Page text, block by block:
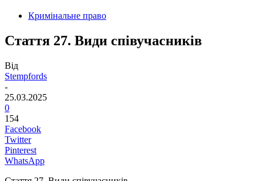
Кримінальне право
Стаття 27. Види співучасників
Від
Stempfords
-
25.03.2025
0
154
Facebook
Twitter
Pinterest
WhatsApp